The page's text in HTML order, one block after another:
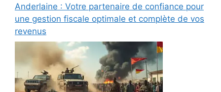
Anderlaine : Votre partenaire de confiance pour
une gestion fiscale optimale et complète de vos
revenus